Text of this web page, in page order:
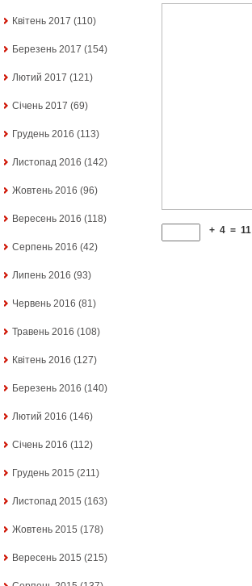
Квітень 2017 (110)
Березень 2017 (154)
Лютий 2017 (121)
Січень 2017 (69)
Грудень 2016 (113)
Листопад 2016 (142)
Жовтень 2016 (96)
Вересень 2016 (118)
Серпень 2016 (42)
Липень 2016 (93)
Червень 2016 (81)
Травень 2016 (108)
Квітень 2016 (127)
Березень 2016 (140)
Лютий 2016 (146)
Січень 2016 (112)
Грудень 2015 (211)
Листопад 2015 (163)
Жовтень 2015 (178)
Вересень 2015 (215)
+ 4 = 11